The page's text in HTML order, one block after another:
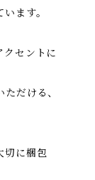
ます。
クセントに
だける、
切に梱包